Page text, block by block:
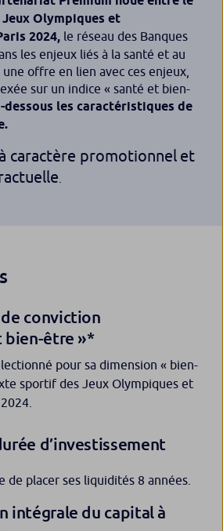
Olympiques et
2024, le réseau des Banques
les enjeux liés à la santé et au
offre en lien avec ces enjeux,
sur un indice « santé et bien-
dessous les caractéristiques de
caractère promotionnel et
conviction
bien-être »*
pour sa dimension « bien-
sportif des Jeux Olympiques et
d’investissement
de placer ses liquidités 8 années.
intégrale du capital à